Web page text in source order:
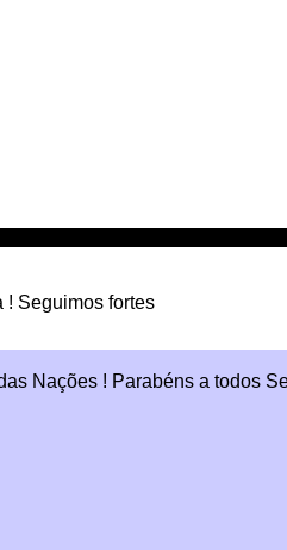
! Seguimos fortes
Nações ! Parabéns a todos